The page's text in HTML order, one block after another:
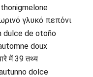
γλυκό πεπόνι
de otoño
doux
में 39 तथ्य
dolce